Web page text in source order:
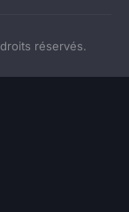
réservés.